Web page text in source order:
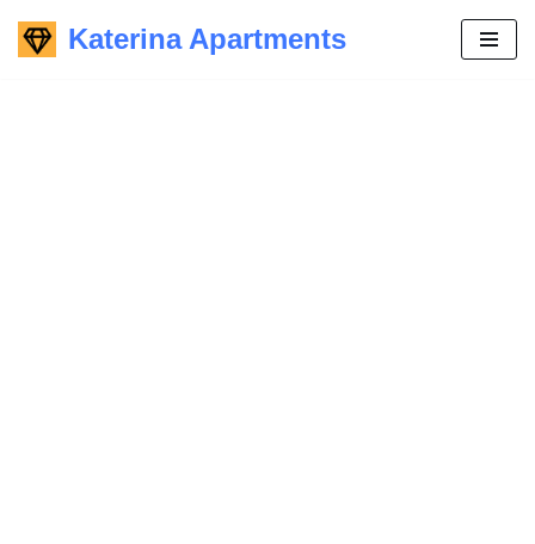
Skip
Katerina Apartments